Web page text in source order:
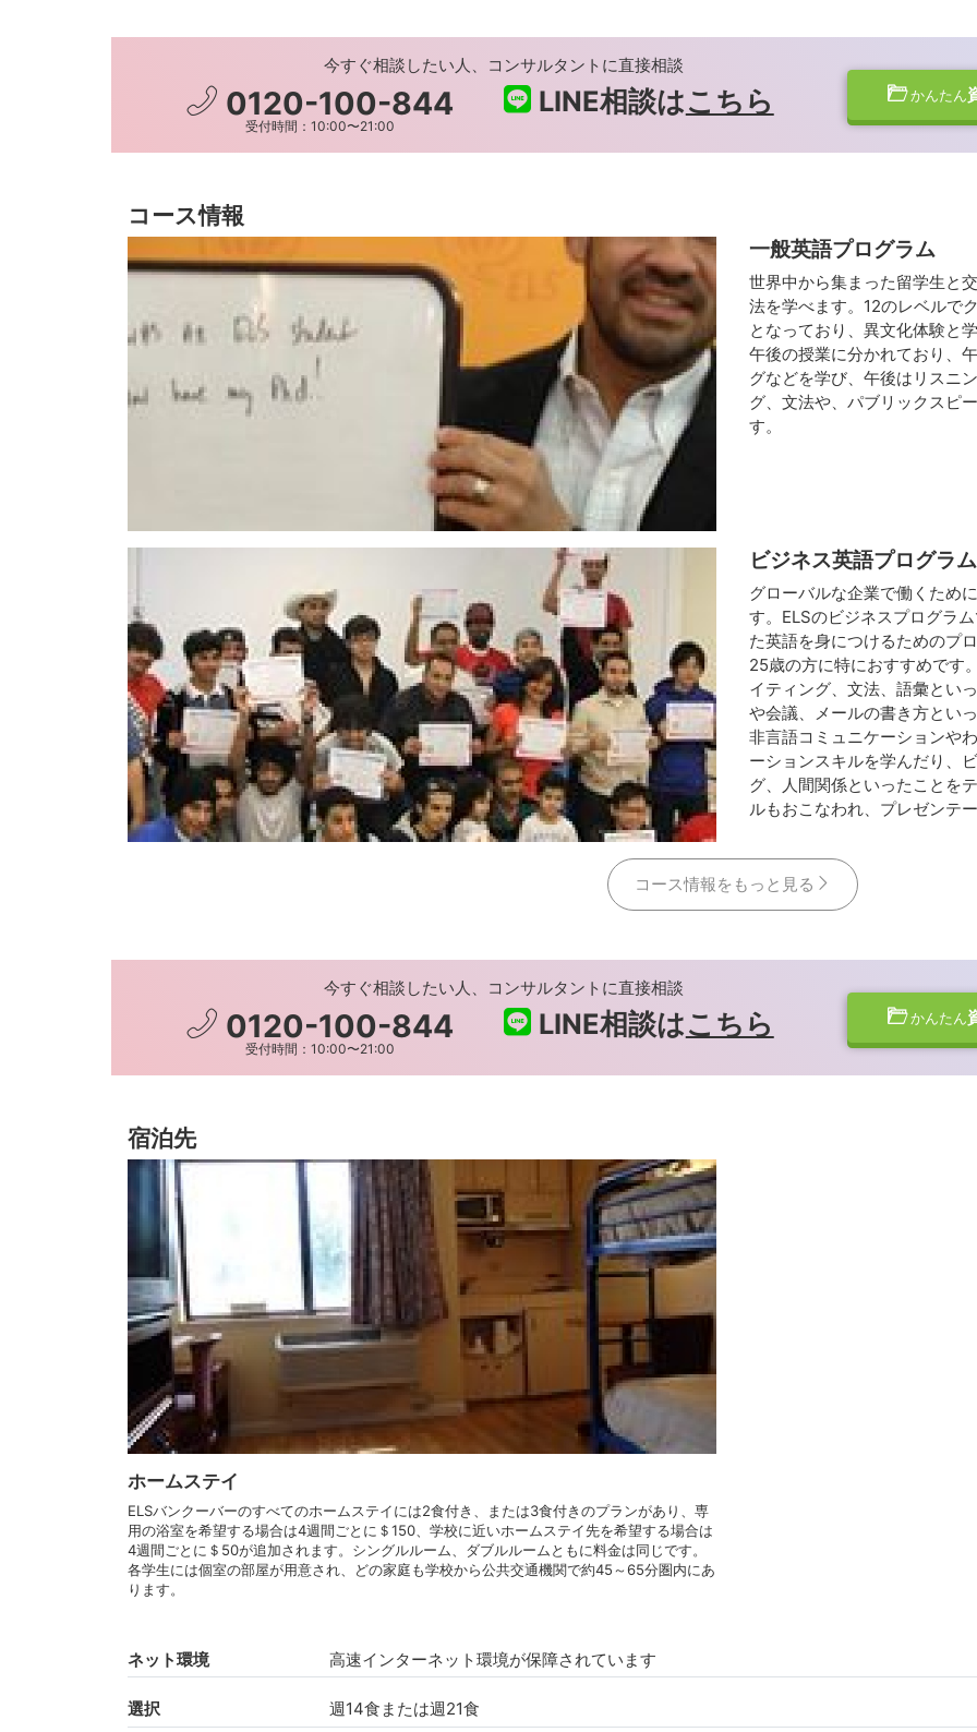
かんたん
今すぐ相談したい人、コンサルタントに直接相談
0120-100-844
受付時間：10:00〜21:00
LINE相談はこちら
コース情報
一般英語プログラム
世界中から集まった留学生と
法を学べます。12のレベルで
となっており、異文化体験と
午後の授業に分かれており、
グなどを学び、午後はリスニ
グ、文法や、パブリックスピ
す。
ビジネス英語プログラム
グローバルな企業で働くため
す。ELSのビジネスプログラ
た英語を身につけるためのプ
25歳の方に特におすすめです
イティング、文法、語彙とい
や会議、メールの書き方とい
非言語コミュニケーションや
ーションスキルを学んだり、
グ、人間関係といったことを
ルもおこなわれ、プレゼンテ
コース情報をもっと見る
かんたん
今すぐ相談したい人、コンサルタントに直接相談
0120-100-844
受付時間：10:00〜21:00
LINE相談はこちら
宿泊先
ホームステイ
ELSバンクーバーのすべてのホームステイには2食付き、または3食付きのプランがあり、専
用の浴室を希望する場合は4週間ごとに＄150、学校に近いホームステイ先を希望する場合は
4週間ごとに＄50が追加されます。シングルルーム、ダブルルームともに料金は同じです。
各学生には個室の部屋が用意され、どの家庭も学校から公共交通機関で約45～65分圏内にあ
ります。
ネット環境 高速インターネット環境が保障されています
選択 週14食または週21食